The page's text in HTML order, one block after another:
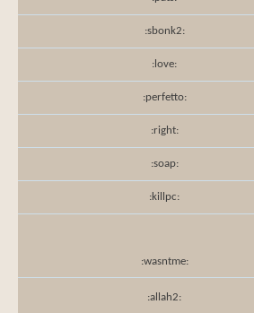
:sbonk2:
:love:
:perfetto:
:right:
:soap:
:killpc:
:wasntme:
:allah2: